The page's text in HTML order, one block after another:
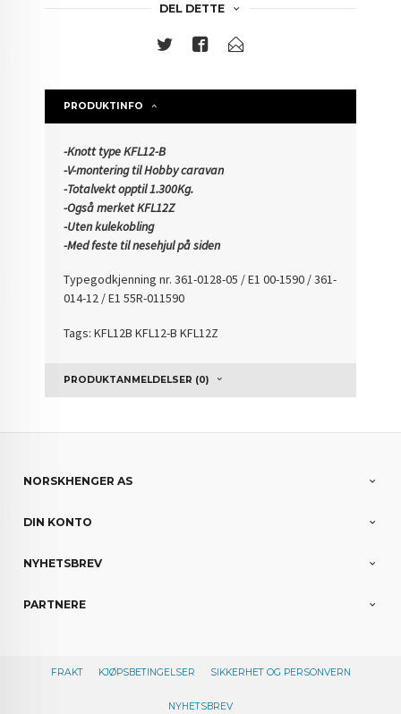
DEL DETTE
PRODUKTINFO
-Knott type KFL12-B
-V-montering til Hobby caravan
-Totalvekt opptil 1.300Kg.
-Også merket KFL12Z
-Uten kulekobling
-Med feste til nesehjul på siden
Typegodkjenning nr.361-0128-05 / E1 00-1590 / 361-
014-12 / E1 55R-011590
Tags: KFL12B KFL12-B KFL12Z
PRODUKTANMELDELSER (0)
NORSKHENGER AS
DIN KONTO
NYHETSBREV
PARTNERE
FRAKT KJØPSBETINGELSER SIKKERHET OG PERSONVERN
NYHETSBREV